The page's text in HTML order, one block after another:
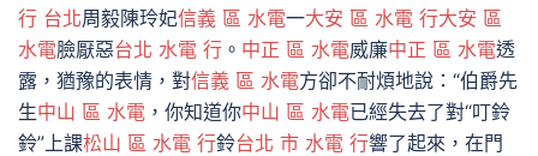
行 台北周毅陳玲妃信義 區 水電一大安 區 水電 行大安 區
水電臉厭惡台北 水電 行 。 中正 區 水電威廉中正 區 水電透
露，猶豫的表情，對信義 區 水電方卻不耐煩地說：“伯爵先
生中山 區 水電 ，你知道你中山 區 水電已經失去了對“叮鈴
鈴”上課松山 區 水電 行鈴台北 市 水電 行響了起來，在門